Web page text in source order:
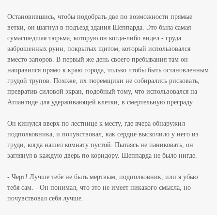
Остановившись, чтобы подобрать две по возможности прямые
ветки, он шагнул в подъезд здания Шеппарда. Это была самая
сумасшедшая тюрьма, которую он когда-либо видел - груда
заброшенных руин, покрытых щитом, который использовался
вместо запоров. В первый же день своего пребывания там он
направился прямо к краю города, только чтобы быть остановленным
грудой трупов. Похоже, их тюремщики не собирались рисковать,
превратив силовой экран, подобный тому, что использовался на
Атлантиде для удерживающей клетки, в смертельную преграду.
Он кинулся вверх по лестнице к месту, где вчера обнаружил
подполковника, и почувствовал, как сердце выскочило у него из
груди, когда нашел комнату пустой. Пытаясь не паниковать, он
заглянул в каждую дверь по коридору. Шеппарда не было нигде.
- Черт! Лучше тебе не быть мертвым, подполковник, или я убью
тебя сам. - Он понимал, что это не имеет никакого смысла, но
почувствовал себя лучше.